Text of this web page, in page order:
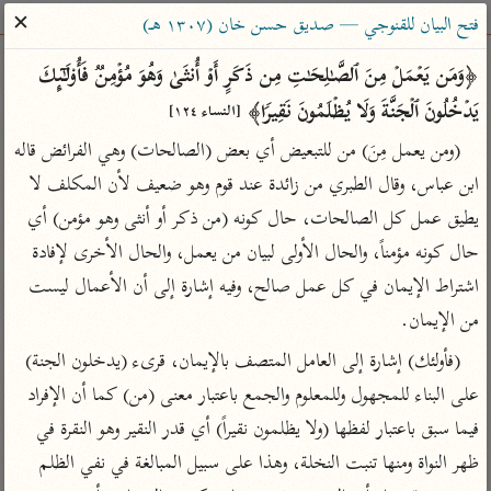
ساهم معنا في نشر القرآن والعلم الشرعي
الباحث القرآني
بحث تفسير علوم
Type 2 or more characters for results.
Type 1 or more
characters for results.
أمّهات
تفسير الطبري
تفسير ابن كثير
تفسير القرطبي
تفسير البغوي
عامّة
فتح البيان للقنوجي
فتح القدير للشوكاني
تفسير ابن جزي
موسوعات
معاصرة
المختصر في
التفسير
تفسير السعدي
أيسر التفاسير
فتح البيان للقنوجي — صديق حسن خان (١٣٠٧ هـ)
✕
یَدۡخُلُونَ ٱلۡجَنَّةَ وَلَا یُظۡلَمُونَ نَقِیرࣰا﴾ [النساء ١٢٤]
من الإيمان.